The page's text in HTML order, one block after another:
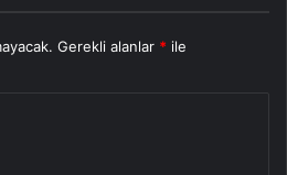
Gerekli alanlar * ile